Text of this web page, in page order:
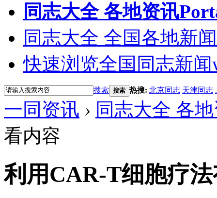
同志大全 各地资讯
同志大全 全国各地新闻
快速浏览全国同志新闻
搜索 搜索 热搜: 北京同志 天津同志
一同资讯 › 同志大全 各
看内容
利用CAR-T细胞疗